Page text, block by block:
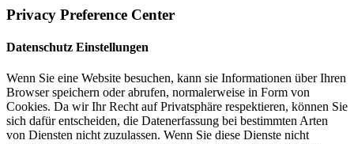
Privacy Preference Center
Datenschutz Einstellungen
Wenn Sie eine Website besuchen, kann sie Informationen über Ihren
Browser speichern oder abrufen, normalerweise in Form von
Cookies. Da wir Ihr Recht auf Privatsphäre respektieren, können Sie
sich dafür entscheiden, die Datenerfassung bei bestimmten Arten
von Diensten nicht zuzulassen. Wenn Sie diese Dienste nicht